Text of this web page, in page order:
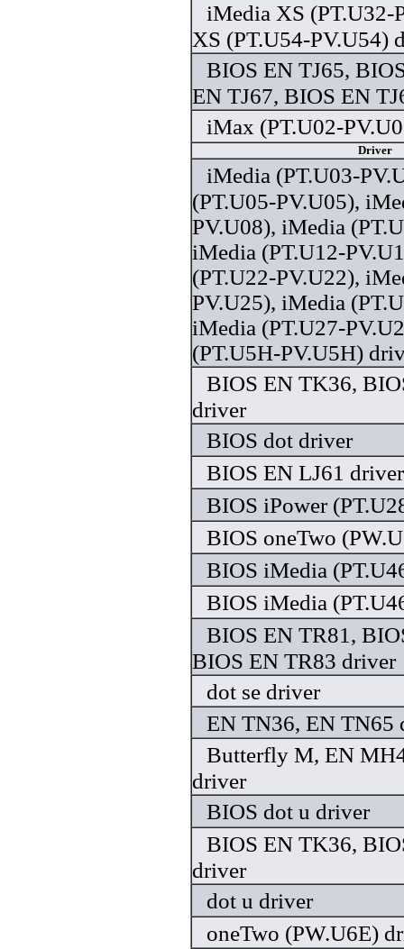
iMedia XS (PT.U32-
XS (PT.U54-PV.U54)
BIOS EN TJ65,
EN TJ67, BIOS EN
iMax (PT.U02-
Driver
iMedia (PT.U03-
(PT.U05-PV.U05),
PV.U08), iMedia
iMedia (PT.U12-
(PT.U22-PV.U22),
PV.U25), iMedia
iMedia (PT.U27-
(PT.U5H-PV.U5H)
BIOS EN TK36,
driver
BIOS dot driver
BIOS EN LJ61 driver
BIOS iPower
BIOS oneTwo
BIOS iMedia
BIOS iMedia
BIOS EN TR81,
BIOS EN TR83 driver
dot se driver
EN TN36, EN TN65
Butterfly M, EN
driver
BIOS dot u driver
BIOS EN TK36,
driver
dot u driver
oneTwo (PW.U6E)